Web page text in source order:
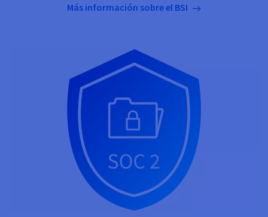
Más información sobre el BSI